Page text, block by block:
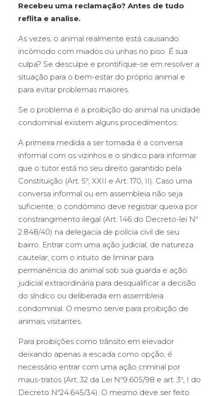
Recebeu uma reclamação? Antes de tudo
reflita e analise.
As vezes, o animal realmente está causando
incômodo com miados ou unhas no piso. É sua
culpa? Se desculpe e prontifique-se em resolver a
situação para o bem-estar do próprio animal e
para evitar problemas maiores.
Se o problema é a proibição do animal na unidade
condominial existem alguns procedimentos:
A primeira medida a ser tomada é a conversa
informal com os vizinhos e o síndico para informar
que o tutor está no seu direito garantido pela
Constituição (Art. 5º, XXII e Art. 170, II). Caso uma
conversa informal ou em assembleia não seja
suficiente, o condômino deve registrar queixa por
constrangimento ilegal (Art. 146 do Decreto-lei Nº
2.848/40) na delegacia de polícia civil de seu
bairro. Entrar com uma ação judicial, de natureza
cautelar, com o intuito de liminar para
permanência do animal sob sua guarda e ação
judicial extraordinária para desqualificar a decisão
do síndico ou deliberada em assembleia
condominial. O mesmo serve para proibição de
animais visitantes.
Para proibições como trânsito em elevador
deixando apenas a escada como opção, é
necessário entrar com uma ação criminal por
maus-tratos (Art. 32 da Lei Nº9.605/98 e art. 3º, I do
Decreto Nº24.645/34). O mesmo deve ser feito